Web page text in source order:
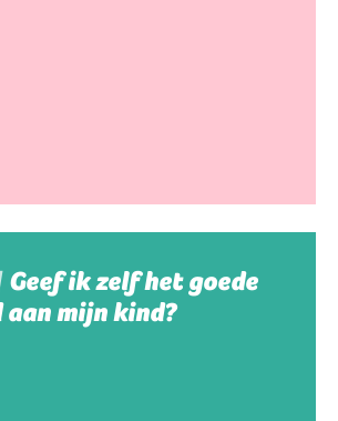
Geef ik zelf het goede
aan mijn kind?